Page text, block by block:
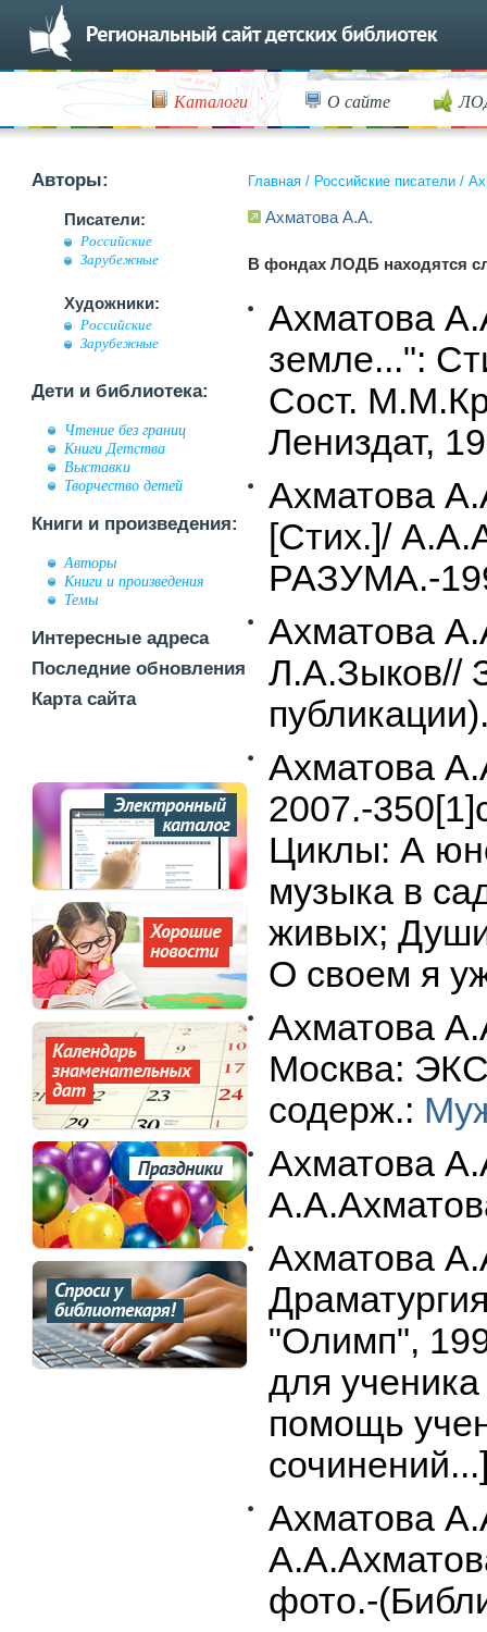
Каталоги О сайте
Авторы:
Писатели:
Российские
Зарубежные
Художники:
Российские
Зарубежные
Дети и библиотека:
Чтение без границ
Книги Детства
Выставки
Творчество детей
Книги и произведения:
Авторы
Книги и произведения
Темы
Интересные адреса
Последние обновления
Карта сайта
Главная / Российские писатели /
Ахматова А.А.
В фондах ЛОДБ находятся
Ахматова
земле...":
Сост.
Лениздат,
Ахматова
[Стих.]/
РАЗУМА.-
Ахматова
Л.А.Зыков//
Ахматова
2007.-
Циклы: А
музыка в
живых; Души
О своем я
Ахматова
Москва:
содерж.:
Ахматова
Ахматова
"Олимп",
для
помощь
Ахматова
фото.-